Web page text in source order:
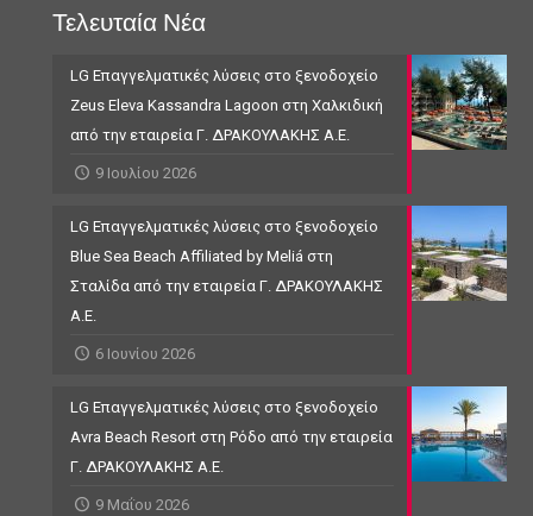
Τελευταία Νέα
LG Επαγγελματικές λύσεις στο ξενοδοχείο
Zeus Eleva Kassandra Lagoon στη Χαλκιδική
από την εταιρεία Γ. ΔΡΑΚΟΥΛΑΚΗΣ Α.Ε.
9 Ιουλίου 2026
LG Επαγγελματικές λύσεις στο ξενοδοχείο
Blue Sea Beach Affiliated by Meliá στη
Σταλίδα από την εταιρεία Γ. ΔΡΑΚΟΥΛΑΚΗΣ
Α.Ε.
6 Ιουνίου 2026
LG Επαγγελματικές λύσεις στο ξενοδοχείο
Avra Beach Resort στη Ρόδο από την εταιρεία
Γ. ΔΡΑΚΟΥΛΑΚΗΣ Α.Ε.
9 Μαΐου 2026